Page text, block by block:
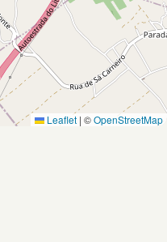
Leaflet | ©OpenStreetMap